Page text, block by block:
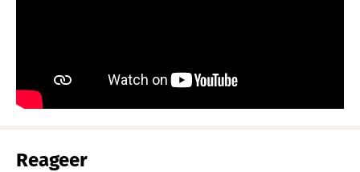
Reageer